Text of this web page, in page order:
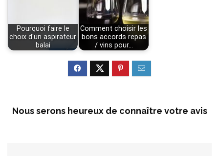
Pourquoi faire le
choix d'un aspirateur
balai
Comment choisir les
bons accords repas
/ vins pour…
Nous serons heureux de connaître votre avis